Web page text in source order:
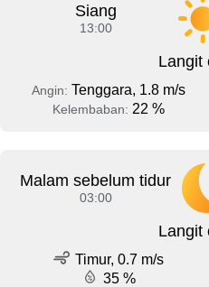
Siang
13:00
Langit
Angin: Tenggara, 1.8 m/s
Kelembaban: 22 %
Malam sebelum tidur
03:00
Langit
Timur, 0.7 m/s
35 %